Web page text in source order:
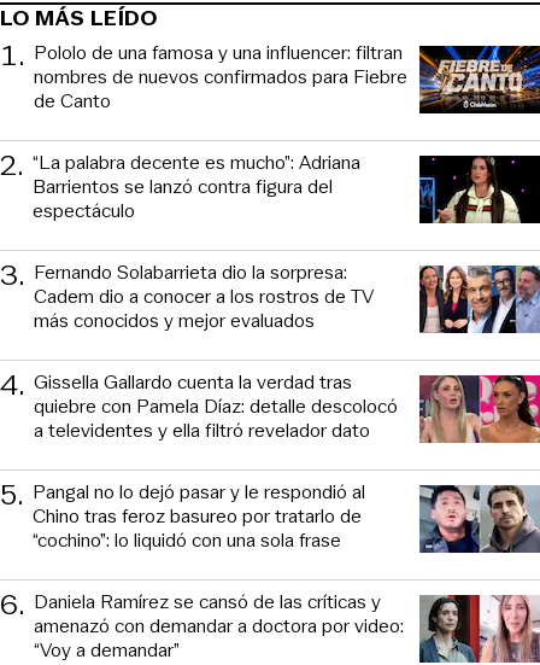
LO MÁS LEÍDO
1. Pololo de una famosa y una influencer: filtran
nombres de nuevos confirmados para Fiebre
de Canto
2. “La palabra decente es mucho”: Adriana
Barrientos se lanzó contra figura del
espectáculo
3. Fernando Solabarrieta dio la sorpresa:
Cadem dio a conocer a los rostros de TV
más conocidos y mejor evaluados
4. Gissella Gallardo cuenta la verdad tras
quiebre con Pamela Díaz: detalle descolocó
a televidentes y ella filtró revelador dato
5. Pangal no lo dejó pasar y le respondió al
Chino tras feroz basureo por tratarlo de
“cochino”: lo liquidó con una sola frase
6. Daniela Ramírez se cansó de las críticas y
amenazó con demandar a doctora por video:
“Voy a demandar”